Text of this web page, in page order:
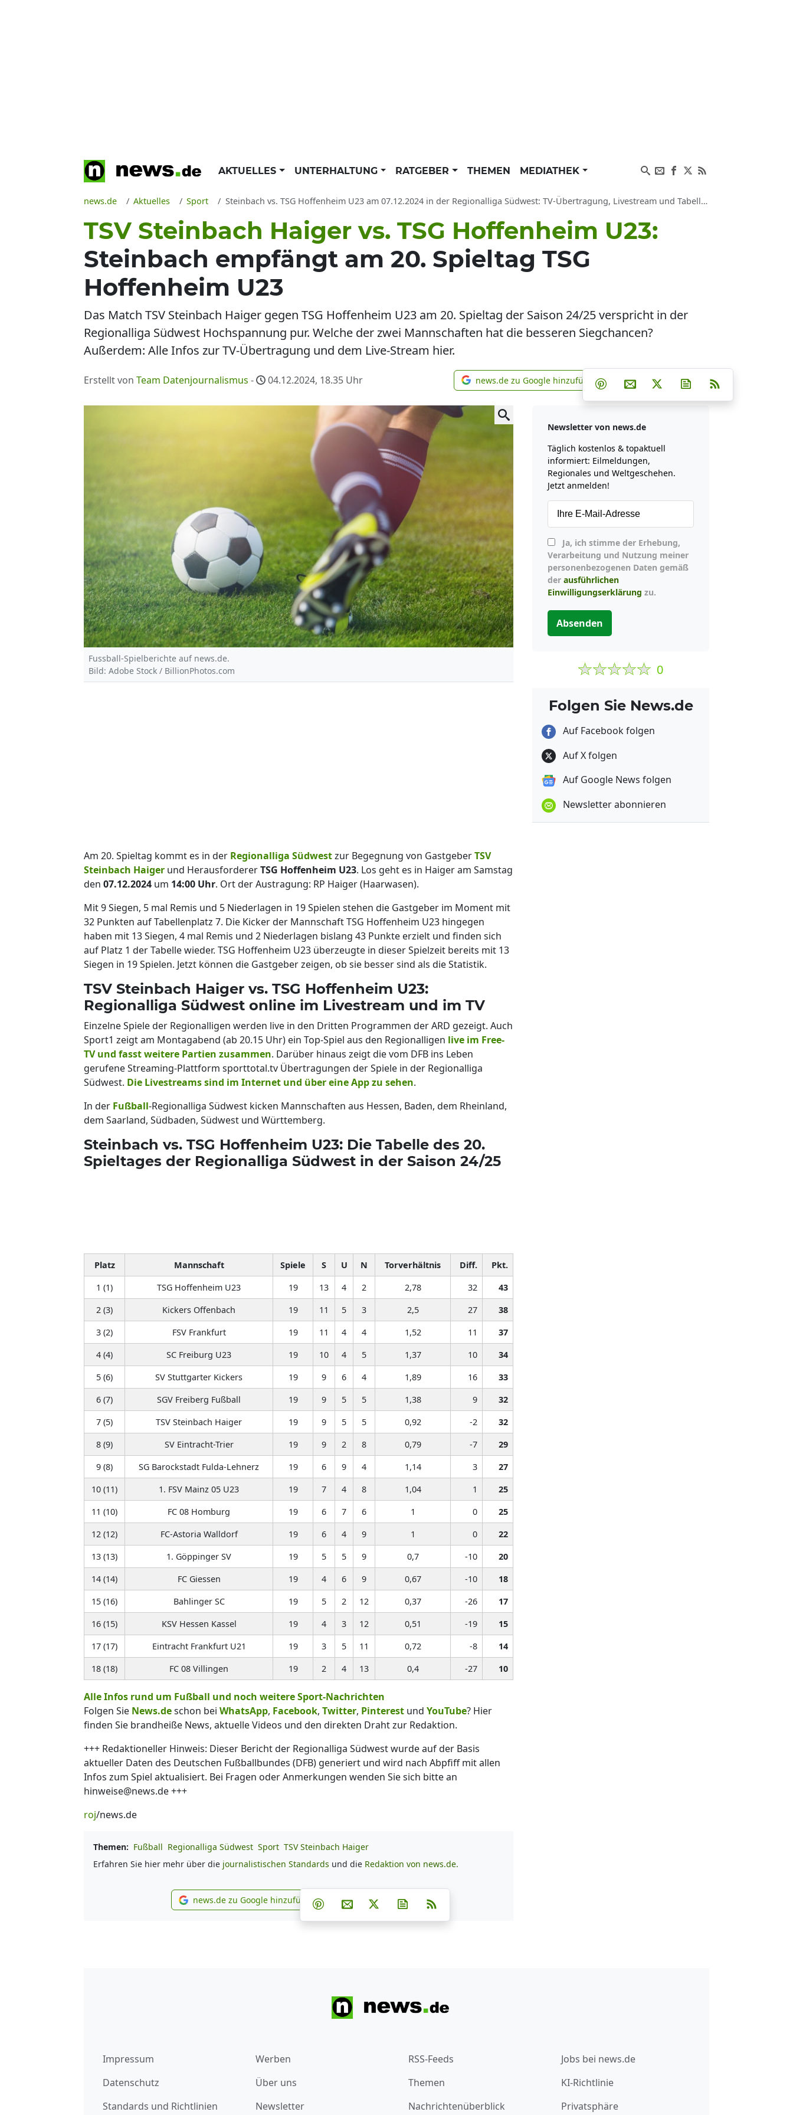
AKTUELLES UNTERHALTUNG RATGEBER THEMEN MEDIATHEK
news.de Aktuelles Sport Steinbach vs. TSG Hoffenheim U23 am 07.12.2024 in der Regionalliga Südwest: TV-Übertragung, Livestream und Tabelle der Fußball-Saison 24/25
TSV Steinbach Haiger vs. TSG Hoffenheim U23:
Steinbach empfängt am 20. Spieltag TSG
Hoffenheim U23
Das Match TSV Steinbach Haiger gegen TSG Hoffenheim U23 am 20. Spieltag der Saison 24/25 verspricht in der
Regionalliga Südwest Hochspannung pur. Welche der zwei Mannschaften hat die besseren Siegchancen?
Außerdem: Alle Infos zur TV-Übertragung und dem Live-Stream hier.
Erstellt von Team Datenjournalismus - 04.12.2024, 18.35 Uhr news.de zu Google hinzufügen
news.de zu Google hinzufügen Teilen auf Facebook
Teilen auf Whatsapp
Teilen auf Telegram
Teilen auf Pinterest
Per E-Mail teilen
Post auf XNewsletter
Fussball-Spielberichte auf news.de.
Bild: Adobe Stock / BillionPhotos.com
Am 20. Spieltag kommt es in der Regionalliga Südwestzur Begegnung von GastgeberTSV
Steinbach Haiger und HerausfordererTSG Hoffenheim U23. Los geht es in Haiger am Samstag
den 07.12.2024 um 14:00 Uhr. Ort der Austragung: RP Haiger (Haarwasen).
Mit 9 Siegen, 5 mal Remis und 5 Niederlagen in 19 Spielen stehen die Gastgeber im Moment mit
32 Punkten auf Tabellenplatz 7. Die Kicker der Mannschaft TSG Hoffenheim U23 hingegen
haben mit 13 Siegen, 4 mal Remis und 2 Niederlagen bislang 43 Punkte erzielt und finden sich
auf Platz 1 der Tabelle wieder. TSG Hoffenheim U23 überzeugte in dieser Spielzeit bereits mit 13
Siegen in 19 Spielen. Jetzt können die Gastgeber zeigen, ob sie besser sind als die Statistik.
TSV Steinbach Haiger vs. TSG Hoffenheim U23:
Regionalliga Südwest online im Livestream und im TV
Einzelne Spiele der Regionalligen werden live in den Dritten Programmen der ARD gezeigt. Auch
Sport1 zeigt am Montagabend (ab 20.15 Uhr) ein Top-Spiel aus den Regionalligen live im Free-
TV und fasst weitere Partien zusammen. Darüber hinaus zeigt die vom DFB ins Leben
gerufene Streaming-Plattform sporttotal.tv Übertragungen der Spiele in der Regionalliga
Südwest. Die Livestreams sind im Internet und über eine App zu sehen.
In der Fußball-Regionalliga Südwest kicken Mannschaften aus Hessen, Baden, dem Rheinland,
dem Saarland, Südbaden, Südwest und Württemberg.
Steinbach vs. TSG Hoffenheim U23: Die Tabelle des 20.
Spieltages der Regionalliga Südwest in der Saison 24/25
Platz Mannschaft Spiele S U N Torverhältnis Diff.
Pkt.
1 (1)
TSG Hoffenheim U23 19 13 4 2 2,78 32
43
2 (3)
Kickers Offenbach 19 11 5 3 2,5 27
38
3 (2)
FSV Frankfurt 19 11 4 4 1,52 11
37
4 (4)
SC Freiburg U23 19 10 4 5 1,37 10
34
5 (6)
SV Stuttgarter Kickers 19 9 6 4 1,89 16
33
6 (7)
SGV Freiberg Fußball 19 9 5 5 1,38 9
32
7 (5)
TSV Steinbach Haiger 19 9 5 5 0,92 -2
32
8 (9)
SV Eintracht-Trier 19 9 2 8 0,79 -7
29
9 (8)
SG Barockstadt Fulda-Lehnerz 19 6 9 4 1,14 3
27
10 (11)
1. FSV Mainz 05 U23 19 7 4 8 1,04 1
25
11 (10)
FC 08 Homburg 19 6 7 6 1 0
25
12 (12)
FC-Astoria Walldorf 19 6 4 9 1 0
22
13 (13)
1. Göppinger SV 19 5 5 9 0,7 -10
20
14 (14)
FC Giessen 19 4 6 9 0,67 -10
18
15 (16)
Bahlinger SC 19 5 2 12 0,37 -26
17
16 (15)
KSV Hessen Kassel 19 4 3 12 0,51 -19
15
17 (17)
Eintracht Frankfurt U21 19 3 5 11 0,72 -8
14
18 (18)
FC 08 Villingen 19 2 4 13 0,4 -27 10
Alle Infos rund um Fußball und noch weitere Sport-Nachrichten
Folgen Sie News.deschon bei WhatsApp, Facebook, Twitter, Pinterest und YouTube? Hier
finden Sie brandheiße News, aktuelle Videos und den direkten Draht zur Redaktion.
+++ Redaktioneller Hinweis: Dieser Bericht der Regionalliga Südwest wurde auf der Basis
aktueller Daten des Deutschen Fußballbundes (DFB) generiert und wird nach Abpfiff mit allen
Infos zum Spiel aktualisiert. Bei Fragen oder Anmerkungen wenden Sie sich bitte an
hinweise@news.de +++
roj/news.de
Themen: Fußball Regionalliga Südwest Sport TSV Steinbach Haiger
Erfahren Sie hier mehr über die journalistischen Standards und die Redaktion von news.de.
news.de zu Google hinzufügen
news.de zu Google hinzufügen Teilen auf Facebook
Teilen auf Whatsapp
Teilen auf Telegram
Teilen auf Pinterest
Per E-Mail teilen
Post auf XNewsletter abonnieren
Newsletter von news.de
Täglich kostenlos & topaktuell
informiert: Eilmeldungen,
Regionales und Weltgeschehen.
Jetzt anmelden!
Verarbeitung und Nutzung meiner
personenbezogenen Daten gemäß
der ausführlichen
Einwilligungserklärung zu.
Absenden
0
Folgen Sie News.de
Auf Facebook folgen
Auf X folgen
Auf Google News folgen
Newsletter abonnieren
Impressum
Datenschutz
Standards und Richtlinien
Werben
Über uns
Newsletter
RSS-Feeds
Themen
Nachrichtenüberblick
Jobs bei news.de
KI-Richtlinie
Privatsphäre